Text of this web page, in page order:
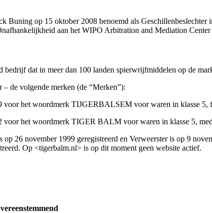
Buning op 15 oktober 2008 benoemd als
aan het WIPO Arbitration and Mediation
bedrijf dat in meer dan 100 landen spierwrijfmiddelen op de
– de volgende merken (de “Merken”):
voor het woordmerk TIJGERBALSEM voor waren in klasse 5,
voor het woordmerk TIGER BALM voor waren in klasse 5,
26 november 1999 geregistreerd en Verweerster is op 9
Op <tigerbalm.nl> is op dit moment geen website actief.